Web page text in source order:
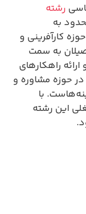
رشته
به
کارآفرینی و
به سمت
راهکارهای
حوزه مشاوره و
با
این رشته